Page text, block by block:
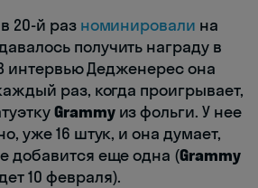
20-й раз номинировали на
получить награду в
В интервью Дедженерес она
раз, когда проигрывает,
Grammyиз фольги. У нее
уже 16 штук, и она думает,
добавится еще одна (Grammy
10 февраля).